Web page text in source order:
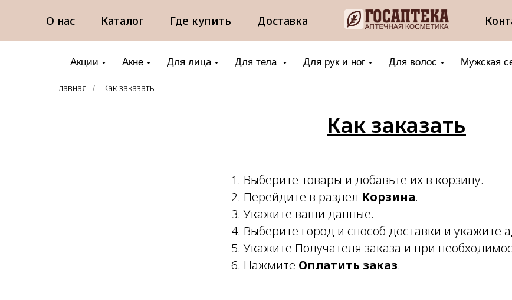
О нас Каталог Где купить Доставка
Акции Акне Для лица Для тела Для рук и ног Для волос Мужская
Главная / Как заказать
Как заказать
1. Выберите товары и добавьте их в корзину.
2. Перейдите в раздел Корзина.
3. Укажите ваши данные.
4. Выберите город и способ доставки и укажите
5. Укажите Получателя заказа и при
6. Нажмите Оплатить заказ.